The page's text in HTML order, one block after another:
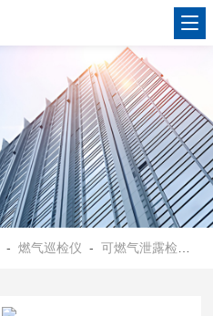
-燃气巡检仪 -可燃气泄露检测仪